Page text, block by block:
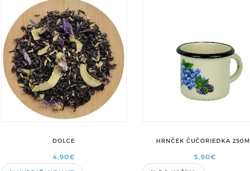
DOLCE
4,90€
HRNČEK ČUČORIEDKA
5,90€